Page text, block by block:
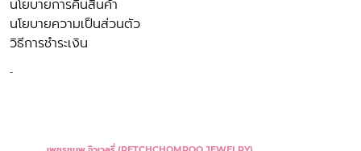
นโยบายการคืนสินค้า
นโยบายความเป็นส่วนตัว
วิธีการชำระเงิน
-